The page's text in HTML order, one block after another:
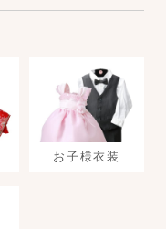
お子様衣装